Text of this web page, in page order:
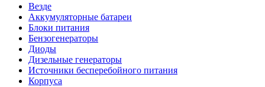
Везде
Аккумуляторные батареи
Блоки питания
Бензогенераторы
Диоды
Дизельные генераторы
Источники бесперебойного питания
Корпуса